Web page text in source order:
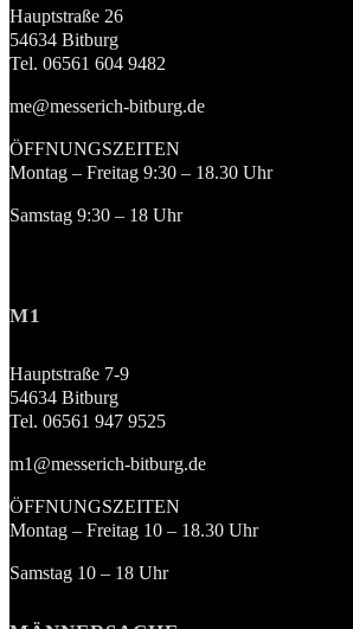
Hauptstraße 26
54634 Bitburg
Tel. 06561 604 9482
me@messerich-bitburg.de
ÖFFNUNGSZEITEN
Montag – Freitag 9:30 – 18.30 Uhr
Samstag 9:30 – 18 Uhr
M1
Hauptstraße 7-9
54634 Bitburg
Tel. 06561 947 9525
m1@messerich-bitburg.de
ÖFFNUNGSZEITEN
Montag – Freitag 10 – 18.30 Uhr
Samstag 10 – 18 Uhr